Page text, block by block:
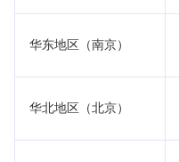
专线接入
凭据管理系统
文本内容安全
渗透测试服务
云安全
华东地区（南京）
华北地区（北京）